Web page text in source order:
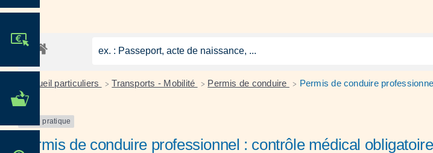
MES DÉMARCHES
Accueil particuliers > Transports - Mobilité > Permis de conduire > Permis de conduire
Fiche pratique
Permis de conduire professionnel : contrôle médical obligatoire